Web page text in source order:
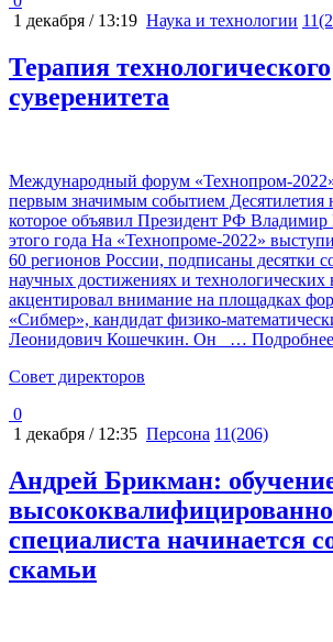
1 декабря / 13:19 Наука и технологии
Терапия технологического
суверенитета
Международный форум «Технопром-
первым значимым событием Десятилетия
которое объявил Президент РФ Владимир
этого года На «Технопроме-2022»
60 регионов России, подписаны десятки
научных достижениях и технологических
акцентировал внимание на площадках
«Сибмер», кандидат физико-
Леонидович Кошечкин. Он
… Подробнее
Cовет директоров
0
1 декабря / 12:35 Персона 11(206)
Андрей Брикман:
специалиста начинается
скамьи